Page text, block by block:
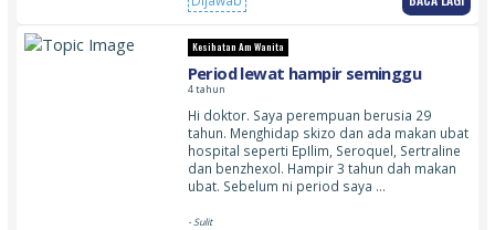
Kesihatan Am Wanita
Period lewat hampir seminggu
4 tahun
Hi doktor. Saya perempuan berusia 29
tahun. Menghidap skizo dan ada makan ubat
hospital seperti EpIlim, Seroquel, Sertraline
dan benzhexol. Hampir 3 tahun dah makan
ubat. Sebelum ni period saya …
- Sulit